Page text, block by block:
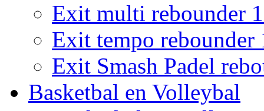
Exit multi rebounder
Exit tempo rebounder
Exit Smash Padel
Basketbal en Volleybal